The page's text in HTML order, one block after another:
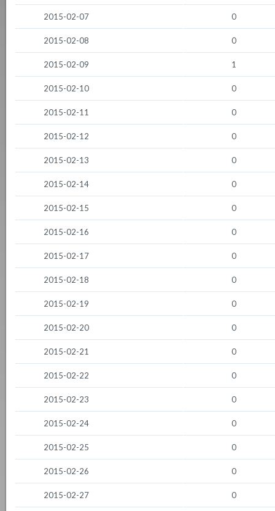
2015-02-07 0
2015-02-08 0
2015-02-09 1
2015-02-10 0
2015-02-11 0
2015-02-12 0
2015-02-13 0
2015-02-14 0
2015-02-15 0
2015-02-16 0
2015-02-17 0
2015-02-18 0
2015-02-19 0
2015-02-20 0
2015-02-21 0
2015-02-22 0
2015-02-23 0
2015-02-24 0
2015-02-25 0
2015-02-26 0
2015-02-27 0